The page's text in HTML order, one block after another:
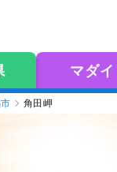
マダイ
角田岬